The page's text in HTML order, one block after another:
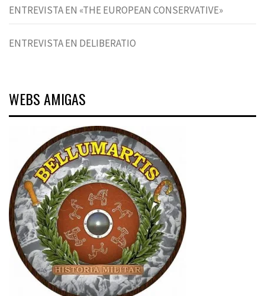
ENTREVISTA EN «THE EUROPEAN CONSERVATIVE»
ENTREVISTA EN DELIBERATIO
WEBS AMIGAS